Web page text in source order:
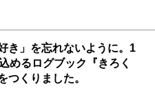
き」を忘れないように。1
めるログブック『きろく
つくりました。